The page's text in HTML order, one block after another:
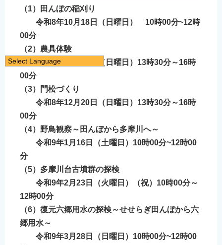
（1）田んぼの稲刈り
令和8年10月18日（日曜日） 10時00分~12時
00分
（2）農具体験
令和8年11月15日（日曜日）13時30分～16時
00分
（3）門松づくり
令和8年12月20日（日曜日）13時30分～16時
00分
（4）野鳥観察～田んぼから多摩川へ～
令和9年1月16日（土曜日）10時00分~12時00
分
（5）多摩川台古墳群の探検
令和9年2月23日（火曜日）（祝）10時00分～
12時00分
（6）復元六郷用水の探検～せせらぎ田んぼから六
郷用水～
令和9年3月28日（日曜日）10時00分~12時00
Select Language
日本語
English
简体中文
繁體中文
한국어
नेपाली
Filipino